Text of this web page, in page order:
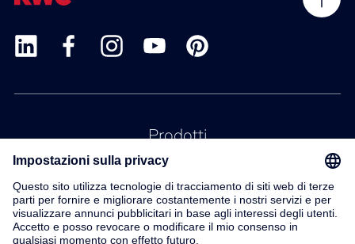
Prodotti
Servizio
Contatto